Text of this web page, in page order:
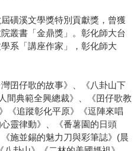
磺溪文學獎特別貢獻獎，曾獲
叢書「金鼎獎」。彰化師大台
系「講座作家」，彰化師大
囝仔歌的故事》、《八卦山下
間典範全興總裁》、《囝仔歌教
《追蹤彰化平原》《逗陣來唱
靈律動》、《番薯園的日頭
施並錫的魅力刀與彩筆誌》(晨